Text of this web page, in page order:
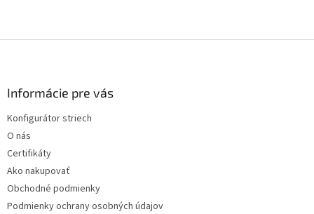
Informácie pre vás
Konfigurátor striech
O nás
Certifikáty
Ako nakupovať
Obchodné podmienky
Podmienky ochrany osobných údajov